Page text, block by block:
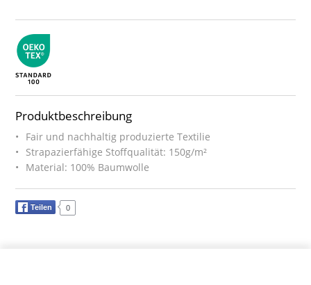
Produktbeschreibung
Fair und nachhaltig produzierte Textilie
Strapazierfähige Stoffqualität: 150g/m²
Material: 100% Baumwolle
Teilen 0